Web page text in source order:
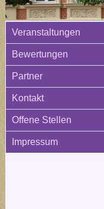
Veranstaltungen
Bewertungen
Partner
Kontakt
Offene Stellen
Impressum